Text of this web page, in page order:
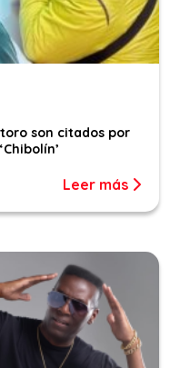
son citados por
Leer más